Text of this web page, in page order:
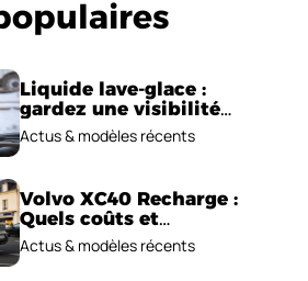
Liquide lave-glace :
gardez une visibilité
parfaite en voiture
Actus & modèles récents
Volvo XC40 Recharge :
Quels coûts et
performances
électriques ?
Actus & modèles récents